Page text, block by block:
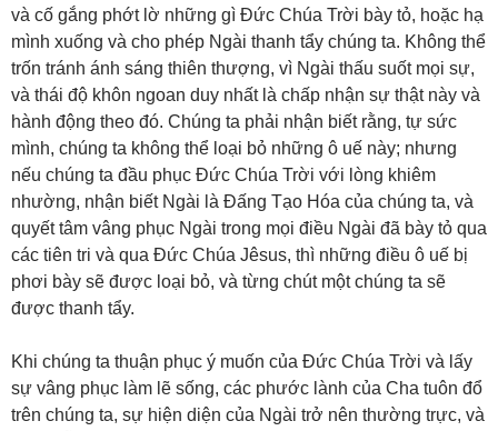
và cố gắng phớt lờ những gì Đức Chúa Trời bày tỏ, hoặc hạ
mình xuống và cho phép Ngài thanh tẩy chúng ta. Không thể
trốn tránh ánh sáng thiên thượng, vì Ngài thấu suốt mọi sự,
và thái độ khôn ngoan duy nhất là chấp nhận sự thật này và
hành động theo đó. Chúng ta phải nhận biết rằng, tự sức
mình, chúng ta không thể loại bỏ những ô uế này; nhưng
nếu chúng ta đầu phục Đức Chúa Trời với lòng khiêm
nhường, nhận biết Ngài là Đấng Tạo Hóa của chúng ta, và
quyết tâm vâng phục Ngài trong mọi điều Ngài đã bày tỏ qua
các tiên tri và qua Đức Chúa Jêsus, thì những điều ô uế bị
phơi bày sẽ được loại bỏ, và từng chút một chúng ta sẽ
được thanh tẩy.
Khi chúng ta thuận phục ý muốn của Đức Chúa Trời và lấy
sự vâng phục làm lẽ sống, các phước lành của Cha tuôn đổ
trên chúng ta, sự hiện diện của Ngài trở nên thường trực, và